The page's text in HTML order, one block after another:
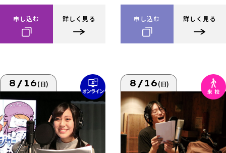
申し込む 詳しく見る 申し込む 詳しく見る
8/16(日) 8/16(日)